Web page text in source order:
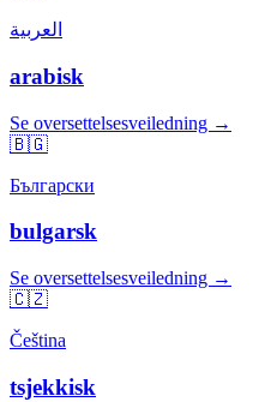
العربية
arabisk
Se oversettelsesveiledning →
🇧🇬
Български
bulgarsk
Se oversettelsesveiledning →
🇨🇿
Čeština
tsjekkisk